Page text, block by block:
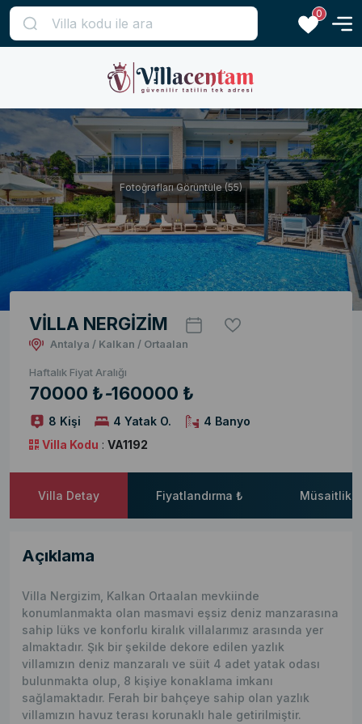
0
Fotoğrafları Görüntüle (55)
VİLLA NERGİZİM
Antalya / Kalkan / Ortaalan
Haftalık Fiyat Aralığı
70000 ₺-160000 ₺
8 Kişi 4 Yatak O.
4 Banyo
Villa Kodu : VA1192
Villa Detay Fiyatlandırma ₺ Müsaitlik
Açıklama
Villa Nergizim, Kalkan Ortaalan mevkiinde
konumlanmakta olan masmavi eşsiz deniz manzarasına
sahip lüks ve konforlu kiralık villalarımız arasında yer
almaktadır. Şık bir şekilde dekore edilen yazlık
villamızın deniz manzaralı ve süit 4 adet yatak odası
bulunmakta olup, 8 kişiye konaklama imkanı
sağlamaktadır. Ferah bir bahçeye sahip olan yazlık
villamızın havuz terası korunaklı hale getirilmiştir.